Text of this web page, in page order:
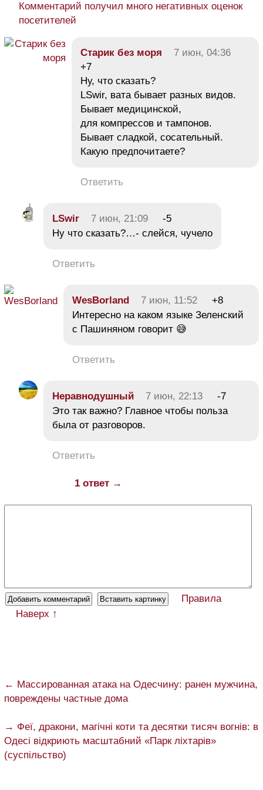
Комментарий получил много негативных оценок
посетителей
Старик без моря
7 июн, 04:36
+7
Ну, что сказать?
LSwir, вата бывает разных видов.
Бывает медицинской,
для компрессов и тампонов.
Бывает сладкой, сосательный.
Какую предпочитаете?
Ответить
LSwir 7 июн, 21:09
-5
Ну что сказать?…- слейся, чучело
Ответить
WesBorland 7 июн, 11:52
+8
Интересно на каком языке Зеленский
с Пашиняном говорит 😅
Ответить
Неравнодушный 7 июн, 22:13
-7
Это так важно? Главное чтобы польза
была от разговоров.
Ответить
1 ответ →
Правила
Наверх ↑
← Массированная атака на Одесчину: ранен мужчина,
повреждены частные дома
→ Феї, дракони, магічні коти та десятки тисяч вогнів: в
Одесі відкриють масштабний «Парк ліхтарів»
(суспільство)